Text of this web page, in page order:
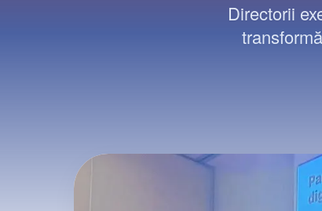
Directorii